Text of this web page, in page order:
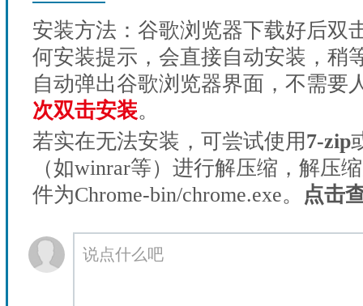
安装方法：谷歌浏览器下载好后双
何安装提示，会直接自动安装，稍
自动弹出谷歌浏览器界面，不需要
次双击安装。
若实在无法安装，可尝试使用7-zip
（如winrar等）进行解压缩，解压
件为Chrome-bin/chrome.exe。
点击
说点什么吧